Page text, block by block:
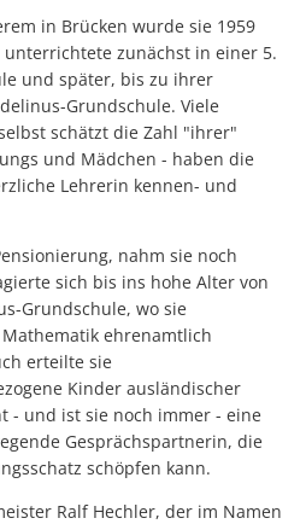
in Brücken wurde sie 1959
zunächst in einer 5.
und später, bis zu ihrer
Grundschule. Viele
schätzt die Zahl "ihrer"
und Mädchen - haben die
Lehrerin kennen- und
nahm sie noch
sich bis ins hohe Alter von
Grundschule, wo sie
ehrenamtlich
erteilte sie
Kinder ausländischer
- und ist sie noch immer - eine
Gesprächspartnerin, die
schöpfen kann.
Ralf Hechler, der im Namen